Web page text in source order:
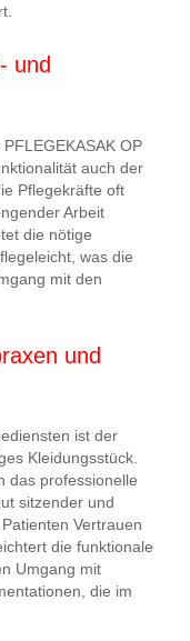
und
OP
auch der
Pflegekräfte oft
Arbeit
die nötige
was die
mit den
und
ist der
Kleidungsstück.
das professionelle
sitzender und
Vertrauen
die funktionale
Umgang mit
die im